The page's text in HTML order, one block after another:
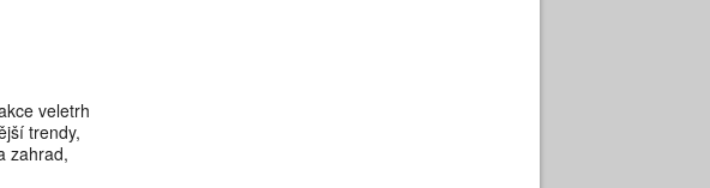
veletrh
trendy,
zahrad,